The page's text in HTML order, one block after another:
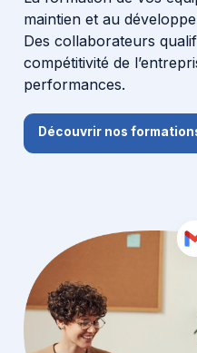
IA
Nos actualités
Ressources
À propos
maintien et au
Des collaborateurs
compétitivité de
performances.
Découvrir nos